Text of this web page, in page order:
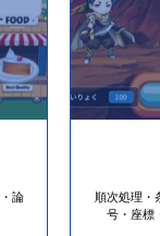
論
順次処理・
号・座標